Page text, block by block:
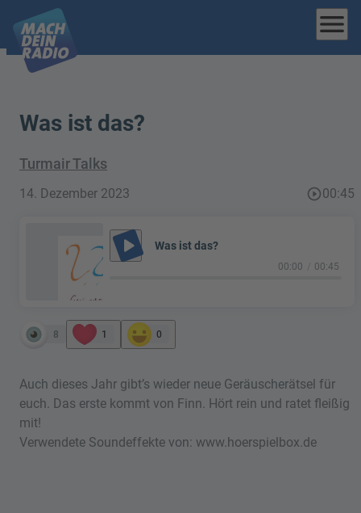
menu
Was ist das?
Turmair Talks
14. Dezember 2023 play_circle_outline00:45
play_arrow Was ist das?
00:00 00:45
8 1 0
Auch dieses Jahr gibt’s wieder neue Geräuscherätsel für
euch. Das erste kommt von Finn. Hört rein und ratet fleißig
mit!
Verwendete Soundeffekte von: www.hoerspielbox.de